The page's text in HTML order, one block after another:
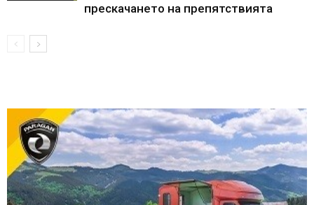
прескачането на препятствията